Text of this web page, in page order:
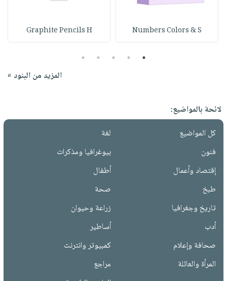
Numbers Colors & S
Graphite Pencils H
1
2
3
4
5
المزيد من البنود »
لائحة بالمواضيع:
كل المواضيع
لغة
فنون
بيوغرافيا ومذكرات
إقتصاد وأعمال
أطفال
طبخ
صحة
تاريخ وجغرافيا
زراعة وحيوان
أدب
أساطير
صحافة وإعلام
كمبيوتر وانترنت
المرأة والعائلة
مراجع